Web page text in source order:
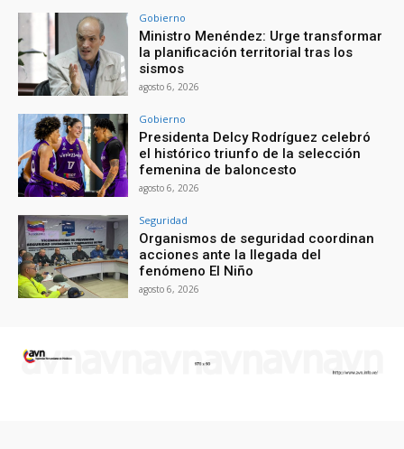
Gobierno
Ministro Menéndez: Urge transformar
la planificación territorial tras los
sismos
agosto 6, 2026
Gobierno
Presidenta Delcy Rodríguez celebró
el histórico triunfo de la selección
femenina de baloncesto
agosto 6, 2026
Seguridad
Organismos de seguridad coordinan
acciones ante la llegada del
fenómeno El Niño
agosto 6, 2026